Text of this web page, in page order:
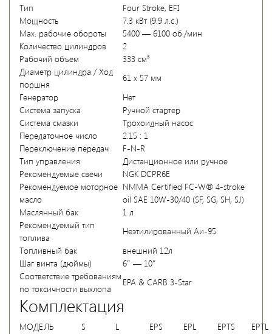
Тип
Four Stroke, EFI
Мощность
7.3 кВт (9.9 л.с.)
Мах. рабочие обороты
5400 — 6100 об./мин
Количество цилиндров
2
Рабочий объем
333 см³
Диаметр цилиндра / Ход
поршня
61 x 57 мм
Генератор
Нет
Система запуска
Ручной стартер
Система смазки
Трохоидный насос
Передаточное число
2.15 : 1
Переключение передач
F-N-R
Тип управления
Дистанционное или ручное
Рекомендуемые свечи
NGK DCPR6E
Рекомендуемое моторное
масло
NMMA Certified FC-W® 4-stroke
oil SAE 10W-30/40 (SF, SG, SH, SJ)
Маслянный бак
1 л
Рекомендуемый тип
топлива
Неэтилированный Аи-95
Топливный бак
внешний 12л
Шаг винта (дюймы)
6″ — 10″
Соответствие требованиям
по токсичности выхлопа
EPA & CARB 3-Star
Комплектация
МОДЕЛЬ S L EPS EPL EPTS
EPTL